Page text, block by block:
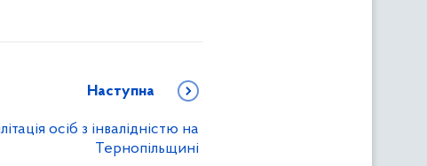
Наступна
осіб з інвалідністю на
Тернопільщині